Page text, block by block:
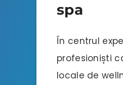
spa
În centrul
profesioniști
locale de